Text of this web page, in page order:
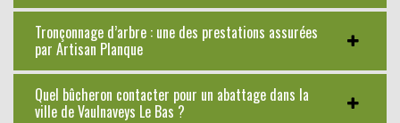
Tronçonnage d’arbre : une des prestations assurées
par Artisan Planque
Quel bûcheron contacter pour un abattage dans la
ville de Vaulnaveys Le Bas ?